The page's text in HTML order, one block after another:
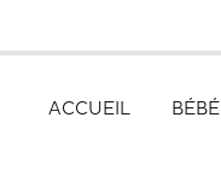
ACCUEIL BÉBÉ